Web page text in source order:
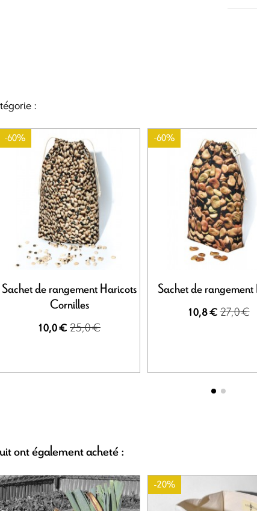
:
-60%
Sachet de rangement Haricots
Cornilles
10,0 € 25,0 €
-60%
Sachet de rangement
10,8 €27,0 €
ont également acheté :
-20%